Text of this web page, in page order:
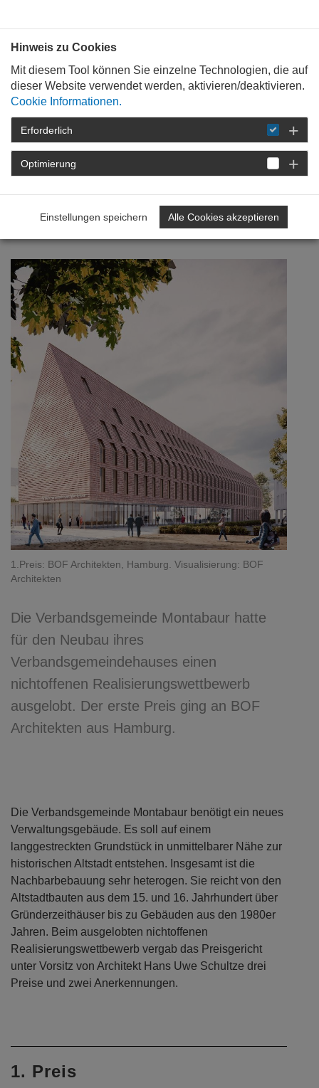
STARTSEITE DETAIL
Verbandsgemeindehaus
Montabaur
1.Preis: BOF Architekten, Hamburg. Visualisierung: BOF
Architekten
Die Verbandsgemeinde Montabaur hatte
für den Neubau ihres
Verbandsgemeindehauses einen
nichtoffenen Realisierungswettbewerb
ausgelobt. Der erste Preis ging an BOF
Architekten aus Hamburg.
Die Verbandsgemeinde Montabaur benötigt ein neues
Verwaltungsgebäude. Es soll auf einem
langgestreckten Grundstück in unmittelbarer Nähe zur
historischen Altstadt entstehen. Insgesamt ist die
Nachbarbebauung sehr heterogen. Sie reicht von den
Altstadtbauten aus dem 15. und 16. Jahrhundert über
Gründerzeithäuser bis zu Gebäuden aus den 1980er
Jahren. Beim ausgelobten nichtoffenen
Realisierungswettbewerb vergab das Preisgericht
unter Vorsitz von Architekt Hans Uwe Schultze drei
Preise und zwei Anerkennungen.
1. Preis
Hinweis zu Cookies
Mit diesem Tool können Sie einzelne Technologien, die auf
dieser Website verwendet werden, aktivieren/deaktivieren.
Cookie Informationen.
Erforderlich
Optimierung
Einstellungen speichern Alle Cookies akzeptieren